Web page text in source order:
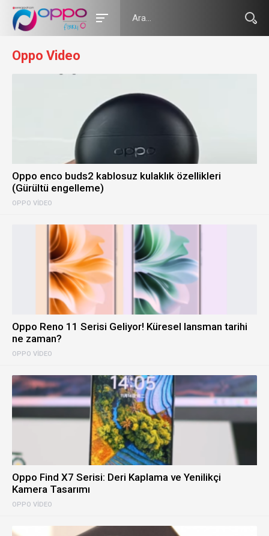
Oppo Video
OPPO VIDEO
Oppo enco buds2 kablosuz kulaklık özellikleri
(Gürültü engelleme)
OPPO VIDEO
Oppo Reno 11 Serisi Geliyor! Küresel lansman tarihi
ne zaman?
OPPO VIDEO
Oppo Find X7 Serisi: Deri Kaplama ve Yenilikçi
Kamera Tasarımı